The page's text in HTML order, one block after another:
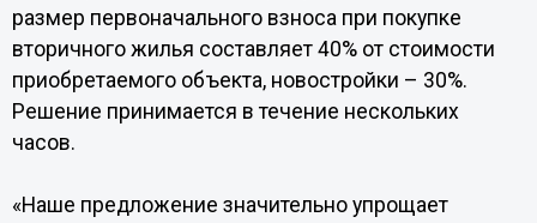
размер первоначального взноса при покупке
вторичного жилья составляет 40% от стоимости
приобретаемого объекта, новостройки – 30%.
Решение принимается в течение нескольких
часов.
«Наше предложение значительно упрощает